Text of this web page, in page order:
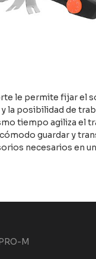
le permite fijar el
la posibilidad de
tiempo agiliza el
guardar y
necesarios en
M